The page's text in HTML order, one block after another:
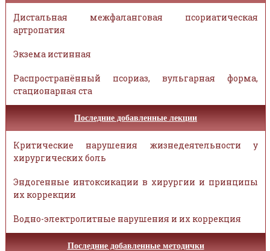
Дистальная межфаланговая псориатическая
артропатия
Экзема истинная
Распространённый псориаз, вульгарная форма,
стационарная ста
Последние добавленные лекции
Критические нарушения жизнедеятельности у
хирургических боль
Эндогенные интоксикации в хирургии и принципы
их коррекции
Водно-электролитные нарушения и их коррекция
Последние добавленные методички